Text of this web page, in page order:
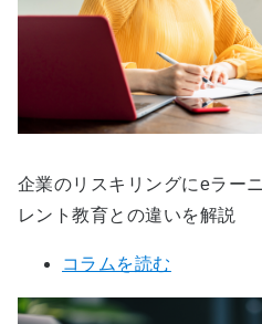
企業のリスキリングにeラー
レント教育との違いを解説
コラムを読む